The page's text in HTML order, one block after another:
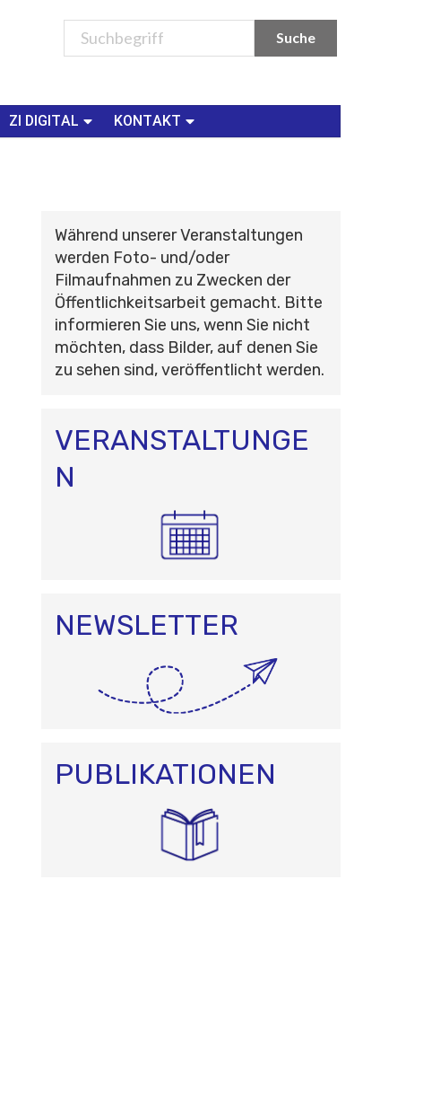
ZI DIGITAL
KONTAKT
Während unserer Veranstaltungen
werden Foto- und/oder
Filmaufnahmen zu Zwecken der
Öffentlichkeitsarbeit gemacht. Bitte
informieren Sie uns, wenn Sie nicht
möchten, dass Bilder, auf denen Sie
zu sehen sind, veröffentlicht werden.
VERANSTALTUNGE
N
NEWSLETTER
PUBLIKATIONEN